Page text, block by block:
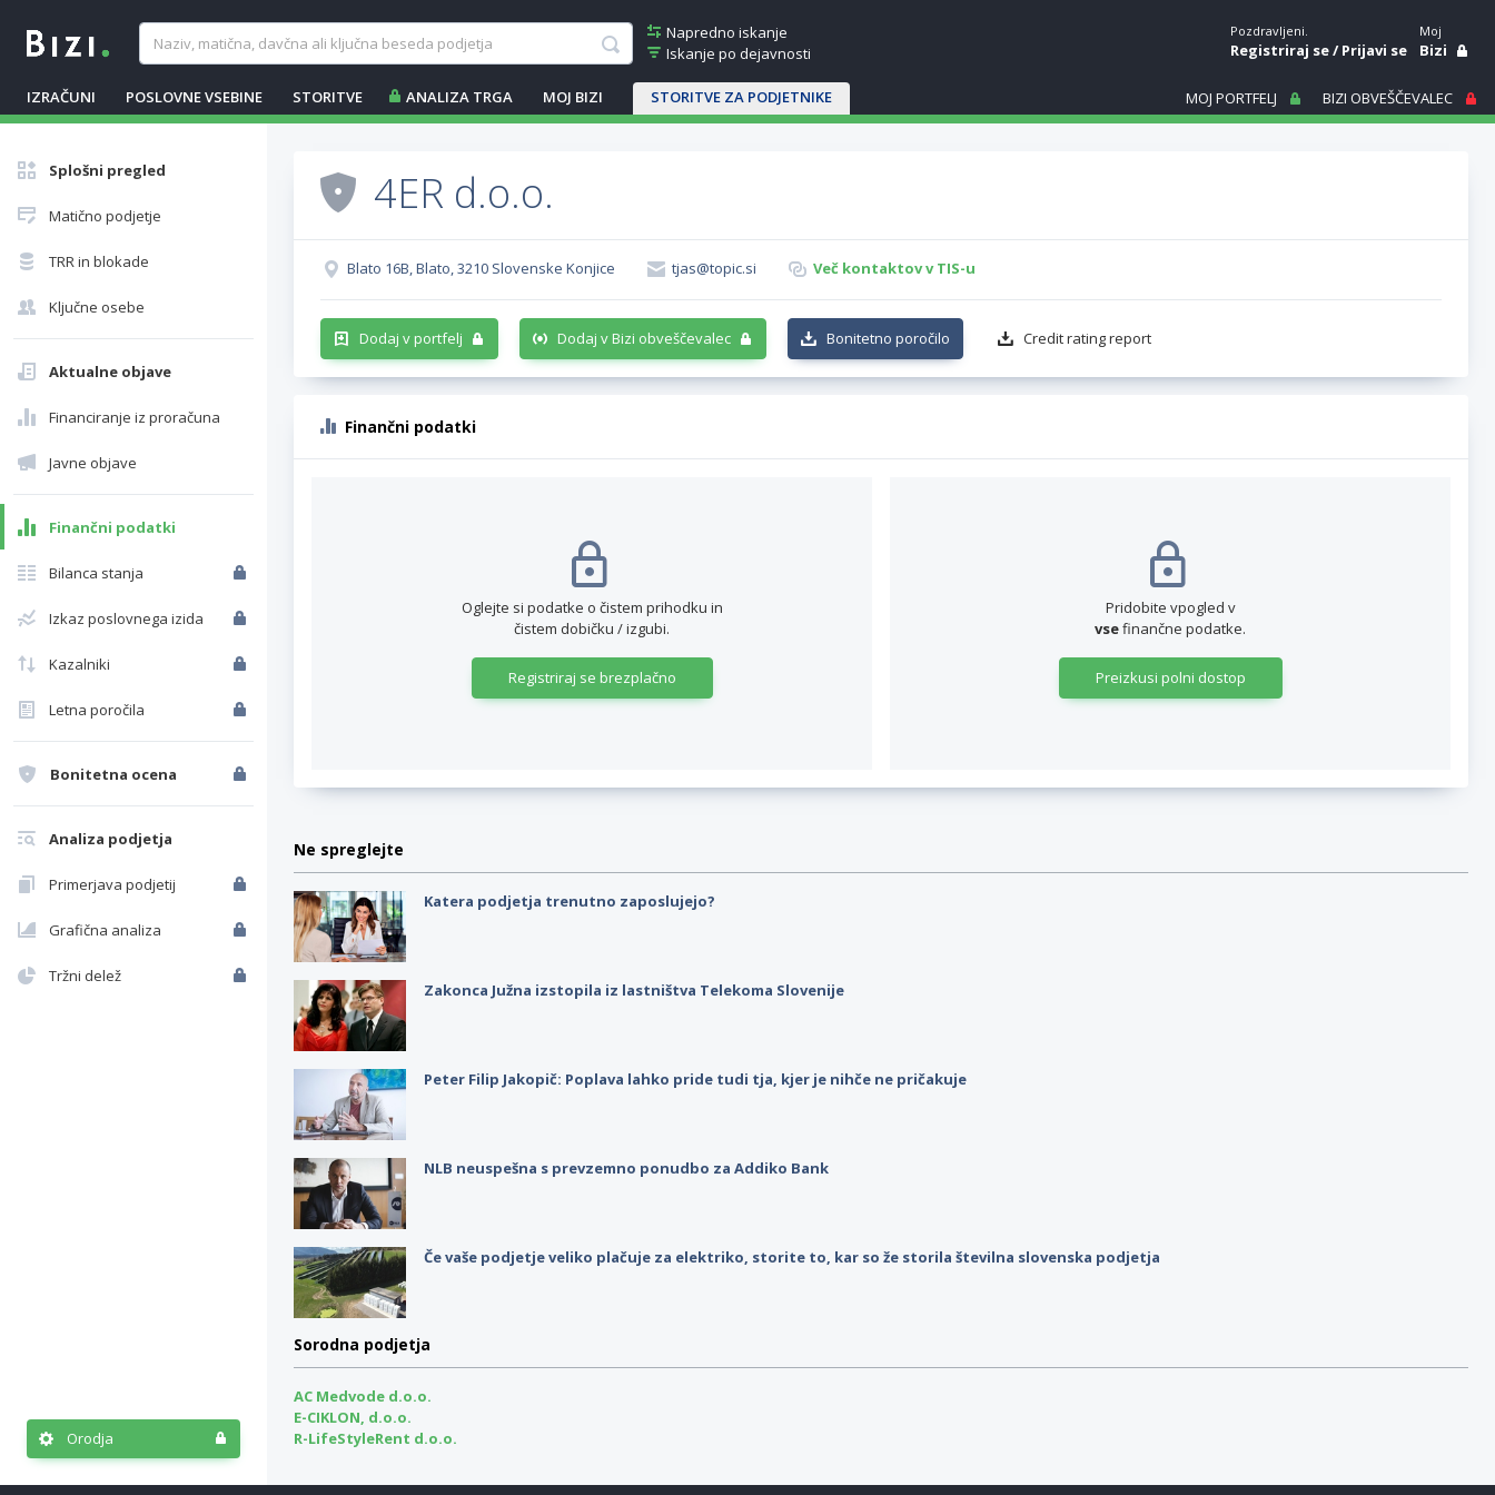
Napredno iskanje
Iskanje po dejavnosti
IZRAČUNI POSLOVNE VSEBINE STORITVE ANALIZA TRGA MOJ BIZI STORITVE ZA PODJETNIKE
Pozdravljeni.
Registriraj se/Prijavi se
Moj
Bizi
MOJ PORTFELJ BIZI OBVEŠČEVALEC
Splošni pregled
Matično podjetje
TRR in blokade
Ključne osebe
Aktualne objave
Financiranje iz proračuna
Javne objave
Finančni podatki
Bilanca stanja
Izkaz poslovnega izida
Kazalniki
Letna poročila
Bonitetna ocena
Analiza podjetja
Primerjava podjetij
Grafična analiza
Tržni delež
Orodja
4ER d.o.o.
Blato 16B, Blato, 3210 Slovenske Konjice tjas@topic.si Več kontaktov v TIS-u
Dodaj v portfelj Dodaj v Bizi obveščevalec Bonitetno poročilo Credit rating report
Finančni podatki
Oglejte si podatke o čistem prihodku in
čistem dobičku / izgubi.
Registriraj se brezplačno
Pridobite vpogled v
vsefinančne podatke.
Preizkusi polni dostop
Ne spreglejte
Katera podjetja trenutno zaposlujejo?
Zakonca Južna izstopila iz lastništva Telekoma Slovenije
Peter Filip Jakopič: Poplava lahko pride tudi tja, kjer je nihče ne pričakuje
NLB neuspešna s prevzemno ponudbo za Addiko Bank
Če vaše podjetje veliko plačuje za elektriko, storite to, kar so že storila številna slovenska podjetja
Sorodna podjetja
AC Medvode d.o.o.
E-CIKLON, d.o.o.
R-LifeStyleRent d.o.o.